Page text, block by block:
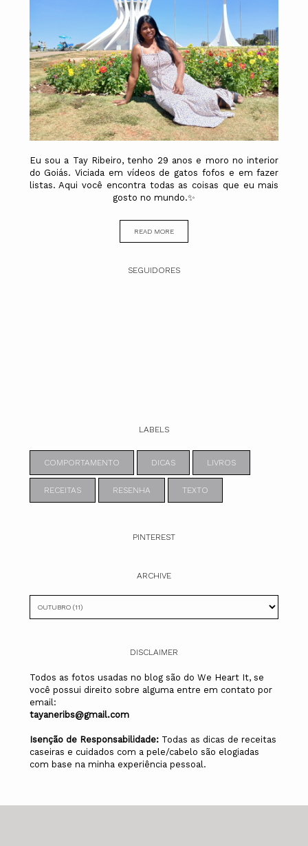
Eu sou a Tay Ribeiro, tenho 29 anos e moro no interior
do Goiás. Viciada em vídeos de gatos fofos e em fazer
listas. Aqui você encontra todas as coisas que eu mais
gosto no mundo.✨
READ MORE
SEGUIDORES
LABELS
COMPORTAMENTO DICAS LIVROS
RECEITAS RESENHA TEXTO
PINTEREST
ARCHIVE
DISCLAIMER
Todos as fotos usadas no blog são do We Heart It, se
você possui direito sobre alguma entre em contato por
email:
tayaneribs@gmail.com
Isenção de Responsabilidade: Todas as dicas de receitas
caseiras e cuidados com a pele/cabelo são elogiadas
com base na minha experiência pessoal.